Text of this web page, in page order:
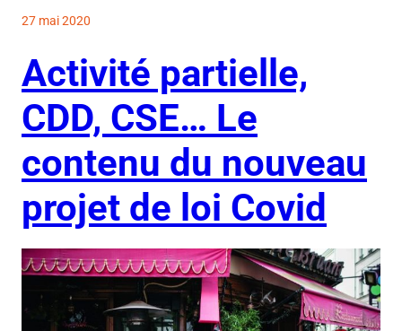
27 mai 2020
Activité partielle,
CDD, CSE… Le
contenu du nouveau
projet de loi Covid